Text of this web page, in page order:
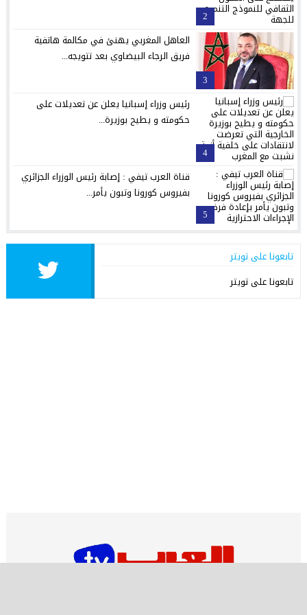
2
3
العاهل المغربي يهنئ في مكالمة هاتفية
فريق الرجاء البيضاوي بعد تتويجه...
4
رئيس وزراء إسبانيا يعلن عن تعديلات على
حكومته و يطيح بوزيرة...
5
قناة العرب تيفي : إصابة رئيس الوزراء الجزائري
بفيروس كورونا وتبون يأمر...
تابعونا على تويتر
تابعونا على تويتر